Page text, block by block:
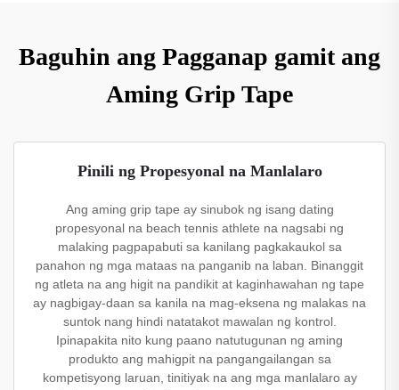
Baguhin ang Pagganap gamit ang
Aming Grip Tape
Pinili ng Propesyonal na Manlalaro
Ang aming grip tape ay sinubok ng isang dating
propesyonal na beach tennis athlete na nagsabi ng
malaking pagpapabuti sa kanilang pagkakaukol sa
panahon ng mga mataas na panganib na laban. Binanggit
ng atleta na ang higit na pandikit at kaginhawahan ng tape
ay nagbigay-daan sa kanila na mag-eksena ng malakas na
suntok nang hindi natatakot mawalan ng kontrol.
Ipinapakita nito kung paano natutugunan ng aming
produkto ang mahigpit na pangangailangan sa
kompetisyong laruan, tinitiyak na ang mga manlalaro ay